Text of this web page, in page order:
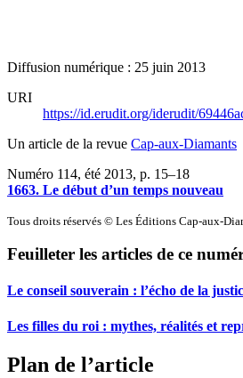
Diffusion numérique : 25 juin 2013
URI
https://id.erudit.org/iderudit/
Un article de la revue Cap-aux-Diamants
Numéro 114, été 2013, p. 15–18
1663. Le début d’un temps nouveau
Tous droits réservés © Les Éditions Cap-aux-
Feuilleter les articles de ce
Le conseil souverain : l’écho de la
Les filles du roi : mythes, réalités et
Plan de l’article